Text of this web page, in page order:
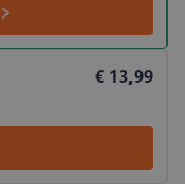
€ 13,99